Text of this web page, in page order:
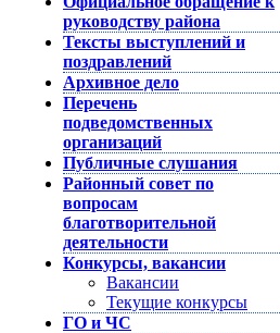
руководству района
Тексты выступлений и
поздравлений
Архивное дело
Перечень
подведомственных
организаций
Публичные слушания
Районный совет по
вопросам
благотворительной
деятельности
Конкурсы, вакансии
Вакансии
Текущие конкурсы
ГО и ЧС